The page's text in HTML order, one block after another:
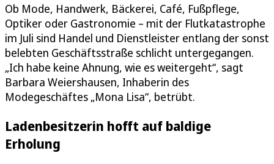
Ob Mode, Handwerk, Bäckerei, Café, Fußpflege,
Optiker oder Gastronomie – mit der Flutkatastrophe
im Juli sind Handel und Dienstleister entlang der sonst
belebten Geschäftsstraße schlicht untergegangen.
„Ich habe keine Ahnung, wie es weitergeht“, sagt
Barbara Weiershausen, Inhaberin des
Modegeschäftes „Mona Lisa“, betrübt.
Ladenbesitzerin hofft auf baldige
Erholung